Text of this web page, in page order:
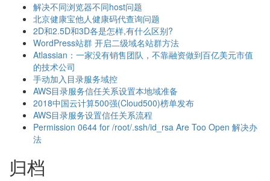
解决不同浏览器不同host问题
北京健康宝他人健康码代查询问题
2D和2.5D和3D各是怎样,有什么区别?
WordPress站群 开启二级域名站群方法
Atlassian：一家没有销售团队，不靠融资做到百亿美元市值
的技术公司
手动加入目录服务域控
AWS目录服务信任关系设置本地域准备
2018中国云计算500强(Cloud500)榜单发布
AWS目录服务设置信任关系流程
Permission 0644 for /root/.ssh/id_rsa Are Too Open 解决办
法
归档